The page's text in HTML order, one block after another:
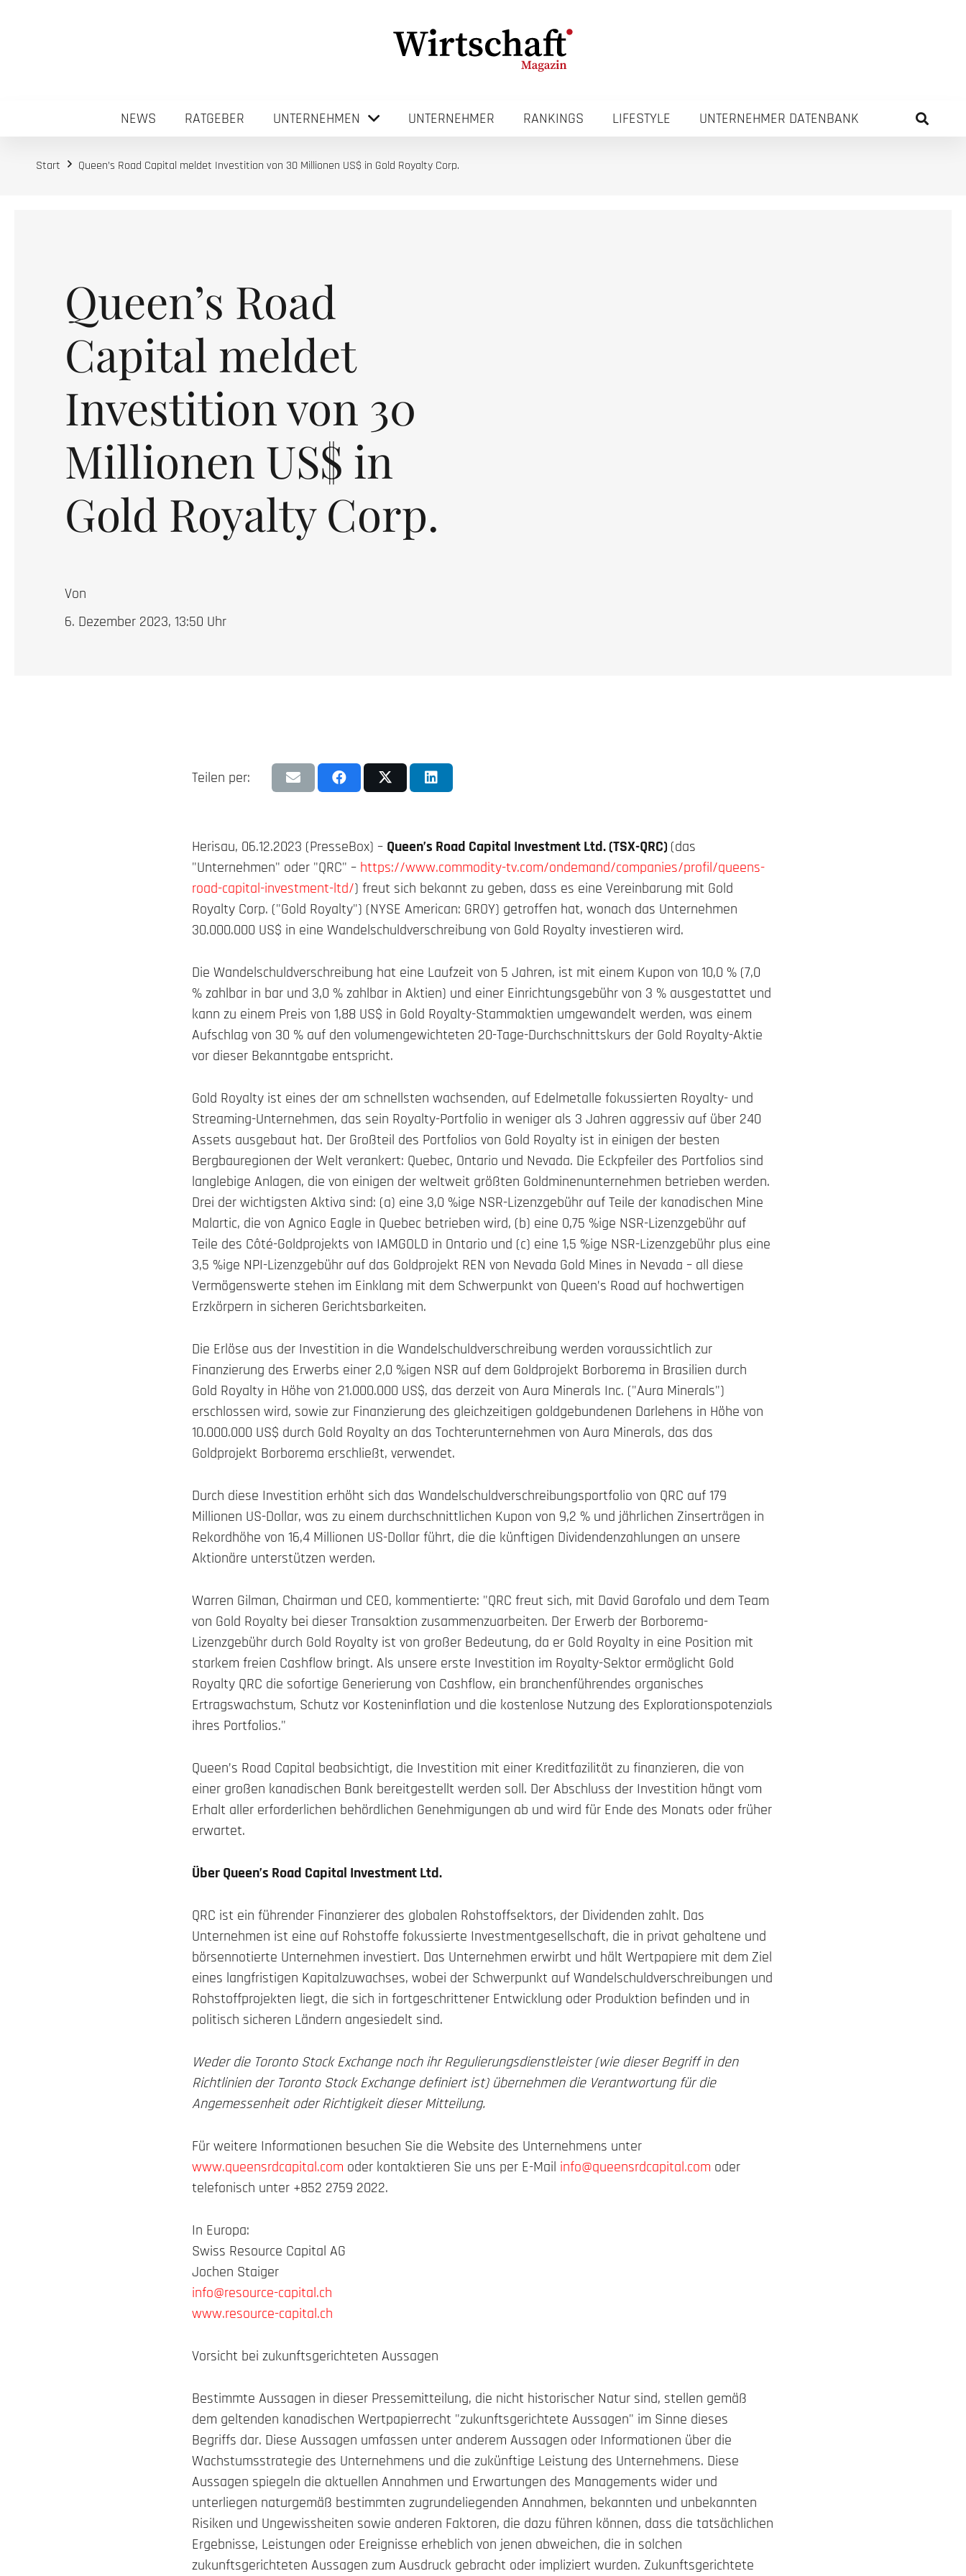
NEWS RATGEBER UNTERNEHMEN UNTERNEHMER RANKINGS LIFESTYLE UNTERNEHMER DATENBANK
Start Queen’s Road Capital meldet Investition von 30 Millionen US$ in Gold Royalty Corp.
Queen’s Road
Capital meldet
Investition von 30
Millionen US$ in
Gold Royalty Corp.
Von
6. Dezember 2023, 13:50 Uhr
Teilen per:
Herisau, 06.12.2023 (PresseBox) – Queen’s Road Capital Investment Ltd. (TSX-QRC) (das
"Unternehmen" oder "QRC" – https://www.commodity-tv.com/ondemand/companies/profil/queens-
road-capital-investment-ltd/) freut sich bekannt zu geben, dass es eine Vereinbarung mit Gold
Royalty Corp. ("Gold Royalty") (NYSE American: GROY) getroffen hat, wonach das Unternehmen
30.000.000 US$ in eine Wandelschuldverschreibung von Gold Royalty investieren wird.
Die Wandelschuldverschreibung hat eine Laufzeit von 5 Jahren, ist mit einem Kupon von 10,0 % (7,0
% zahlbar in bar und 3,0 % zahlbar in Aktien) und einer Einrichtungsgebühr von 3 % ausgestattet und
kann zu einem Preis von 1,88 US$ in Gold Royalty-Stammaktien umgewandelt werden, was einem
Aufschlag von 30 % auf den volumengewichteten 20-Tage-Durchschnittskurs der Gold Royalty-Aktie
vor dieser Bekanntgabe entspricht.
Gold Royalty ist eines der am schnellsten wachsenden, auf Edelmetalle fokussierten Royalty- und
Streaming-Unternehmen, das sein Royalty-Portfolio in weniger als 3 Jahren aggressiv auf über 240
Assets ausgebaut hat. Der Großteil des Portfolios von Gold Royalty ist in einigen der besten
Bergbauregionen der Welt verankert: Quebec, Ontario und Nevada. Die Eckpfeiler des Portfolios sind
langlebige Anlagen, die von einigen der weltweit größten Goldminenunternehmen betrieben werden.
Drei der wichtigsten Aktiva sind: (a) eine 3,0 %ige NSR-Lizenzgebühr auf Teile der kanadischen Mine
Malartic, die von Agnico Eagle in Quebec betrieben wird, (b) eine 0,75 %ige NSR-Lizenzgebühr auf
Teile des Côté-Goldprojekts von IAMGOLD in Ontario und (c) eine 1,5 %ige NSR-Lizenzgebühr plus eine
3,5 %ige NPI-Lizenzgebühr auf das Goldprojekt REN von Nevada Gold Mines in Nevada – all diese
Vermögenswerte stehen im Einklang mit dem Schwerpunkt von Queen’s Road auf hochwertigen
Erzkörpern in sicheren Gerichtsbarkeiten.
Die Erlöse aus der Investition in die Wandelschuldverschreibung werden voraussichtlich zur
Finanzierung des Erwerbs einer 2,0 %igen NSR auf dem Goldprojekt Borborema in Brasilien durch
Gold Royalty in Höhe von 21.000.000 US$, das derzeit von Aura Minerals Inc. ("Aura Minerals")
erschlossen wird, sowie zur Finanzierung des gleichzeitigen goldgebundenen Darlehens in Höhe von
10.000.000 US$ durch Gold Royalty an das Tochterunternehmen von Aura Minerals, das das
Goldprojekt Borborema erschließt, verwendet.
Durch diese Investition erhöht sich das Wandelschuldverschreibungsportfolio von QRC auf 179
Millionen US-Dollar, was zu einem durchschnittlichen Kupon von 9,2 % und jährlichen Zinserträgen in
Rekordhöhe von 16,4 Millionen US-Dollar führt, die die künftigen Dividendenzahlungen an unsere
Aktionäre unterstützen werden.
Warren Gilman, Chairman und CEO, kommentierte: "QRC freut sich, mit David Garofalo und dem Team
von Gold Royalty bei dieser Transaktion zusammenzuarbeiten. Der Erwerb der Borborema-
Lizenzgebühr durch Gold Royalty ist von großer Bedeutung, da er Gold Royalty in eine Position mit
starkem freien Cashflow bringt. Als unsere erste Investition im Royalty-Sektor ermöglicht Gold
Royalty QRC die sofortige Generierung von Cashflow, ein branchenführendes organisches
Ertragswachstum, Schutz vor Kosteninflation und die kostenlose Nutzung des Explorationspotenzials
ihres Portfolios."
Queen’s Road Capital beabsichtigt, die Investition mit einer Kreditfazilität zu finanzieren, die von
einer großen kanadischen Bank bereitgestellt werden soll. Der Abschluss der Investition hängt vom
Erhalt aller erforderlichen behördlichen Genehmigungen ab und wird für Ende des Monats oder früher
erwartet.
Über Queen’s Road Capital Investment Ltd.
QRC ist ein führender Finanzierer des globalen Rohstoffsektors, der Dividenden zahlt. Das
Unternehmen ist eine auf Rohstoffe fokussierte Investmentgesellschaft, die in privat gehaltene und
börsennotierte Unternehmen investiert. Das Unternehmen erwirbt und hält Wertpapiere mit dem Ziel
eines langfristigen Kapitalzuwachses, wobei der Schwerpunkt auf Wandelschuldverschreibungen und
Rohstoffprojekten liegt, die sich in fortgeschrittener Entwicklung oder Produktion befinden und in
politisch sicheren Ländern angesiedelt sind.
Weder die Toronto Stock Exchange noch ihr Regulierungsdienstleister (wie dieser Begriff in den
Richtlinien der Toronto Stock Exchange definiert ist) übernehmen die Verantwortung für die
Angemessenheit oder Richtigkeit dieser Mitteilung.
Für weitere Informationen besuchen Sie die Website des Unternehmens unter
www.queensrdcapital.com oder kontaktieren Sie uns per E-Mail info@queensrdcapital.com oder
telefonisch unter +852 2759 2022.
In Europa:
Swiss Resource Capital AG
Jochen Staiger
info@resource-capital.ch
www.resource-capital.ch
Vorsicht bei zukunftsgerichteten Aussagen
Bestimmte Aussagen in dieser Pressemitteilung, die nicht historischer Natur sind, stellen gemäß
dem geltenden kanadischen Wertpapierrecht "zukunftsgerichtete Aussagen" im Sinne dieses
Begriffs dar. Diese Aussagen umfassen unter anderem Aussagen oder Informationen über die
Wachstumsstrategie des Unternehmens und die zukünftige Leistung des Unternehmens. Diese
Aussagen spiegeln die aktuellen Annahmen und Erwartungen des Managements wider und
unterliegen naturgemäß bestimmten zugrundeliegenden Annahmen, bekannten und unbekannten
Risiken und Ungewissheiten sowie anderen Faktoren, die dazu führen können, dass die tatsächlichen
Ergebnisse, Leistungen oder Ereignisse erheblich von jenen abweichen, die in solchen
zukunftsgerichteten Aussagen zum Ausdruck gebracht oder impliziert wurden. Zukunftsgerichtete